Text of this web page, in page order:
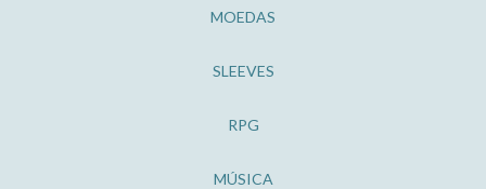
MOEDAS
SLEEVES
RPG
MÚSICA